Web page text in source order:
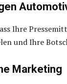
Ihre
und Ihre
Marketing